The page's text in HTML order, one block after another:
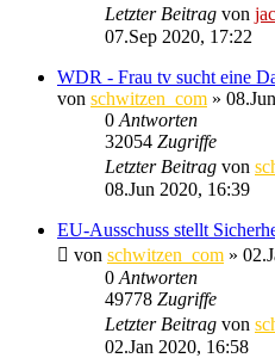
Letzter Beitrag von
07.Sep 2020, 17:22
WDR - Frau tv sucht eine
von schwitzen_com »
0 Antworten
32054 Zugriffe
Letzter Beitrag von
08.Jun 2020, 16:39
EU-Ausschuss stellt
von schwitzen_com »
0 Antworten
49778 Zugriffe
Letzter Beitrag von
02.Jan 2020, 16:58